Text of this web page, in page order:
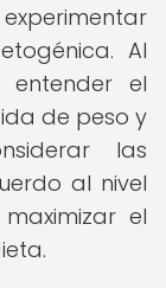
Al
entender el
de peso y
las
al nivel
el